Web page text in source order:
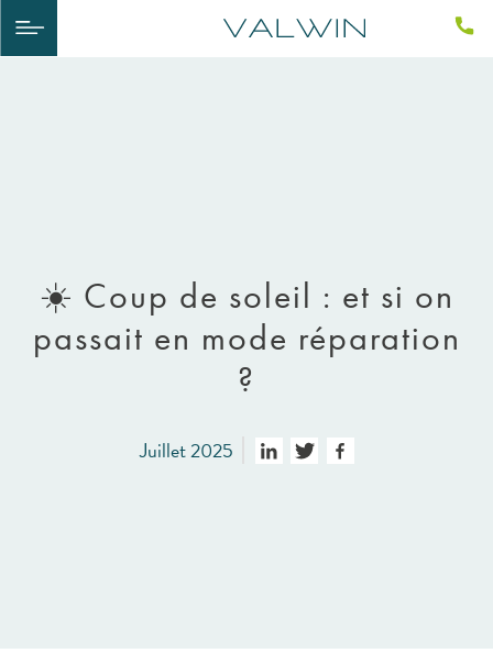
☀️ Coup de soleil : et si on
passait en mode réparation
?
Juillet 2025